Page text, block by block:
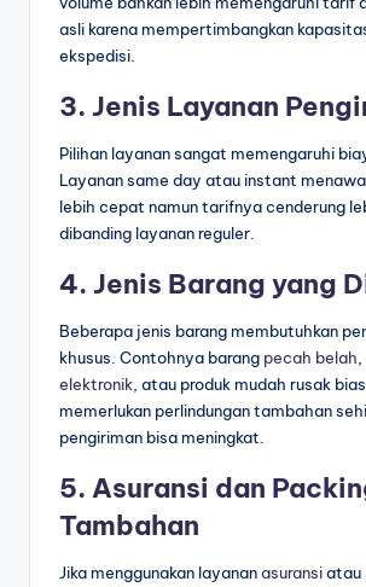
asli karena mempertimbangkan
ekspedisi.
3. Jenis Layanan
Pilihan layanan sangat memengaruhi
Layanan same day atau instant
lebih cepat namun tarifnya cenderung
dibanding layanan reguler.
4. Jenis Barang yang
Beberapa jenis barang membutuhkan
khusus. Contohnya barang pecah belah
elektronik , atau produk mudah rusak
memerlukan perlindungan tambahan
pengiriman bisa meningkat.
5. Asuransi dan
Tambahan
Jika menggunakan layananasuransiatau